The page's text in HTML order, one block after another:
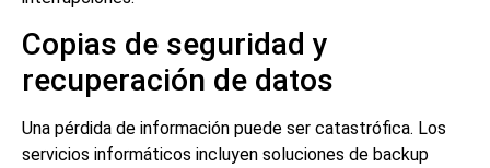
Copias de seguridad y
recuperación de datos
Una pérdida de información puede ser catastrófica. Los
servicios informáticos incluyen soluciones de backup